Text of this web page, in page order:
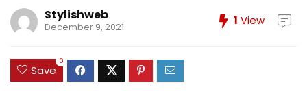
Stylishweb
December 9, 2021 1 View
Save
0